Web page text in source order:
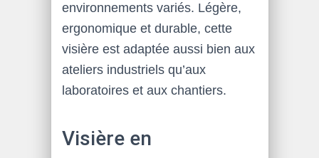
environnements variés. Légère,
ergonomique et durable, cette
visière est adaptée aussi bien aux
ateliers industriels qu’aux
laboratoires et aux chantiers.
Visière en